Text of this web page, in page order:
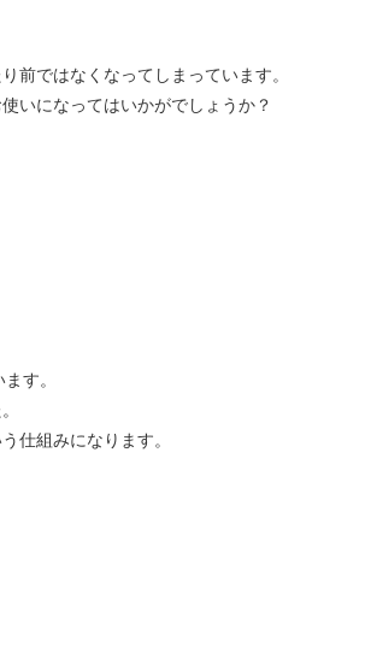
前ではなくなってしまっています。
いになってはいかがでしょうか？
す。
仕組みになります。